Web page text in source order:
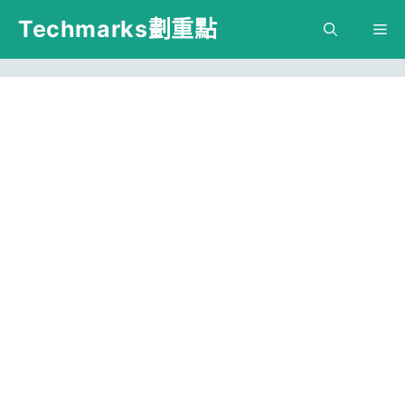
跳
主
Techmarks劃重點